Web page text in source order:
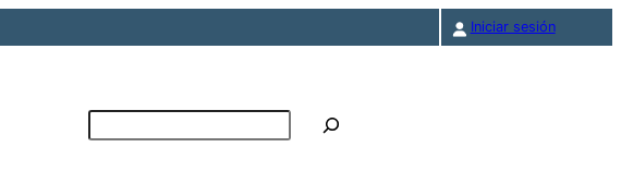
Iniciar sesión